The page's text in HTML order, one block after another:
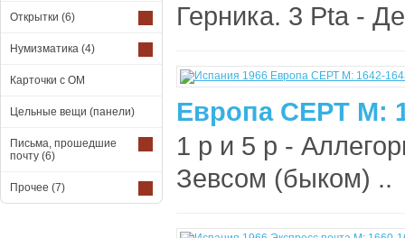
Открытки (6)
Нумизматика (4)
Карточки с ОМ
Цельные вещи (панели)
Письма, прошедшие
почту (6)
Прочее (7)
Герника. 3 Pta -
Европа СЕРТ М:
1 р и 5 р -
Зевсом (быком) ..